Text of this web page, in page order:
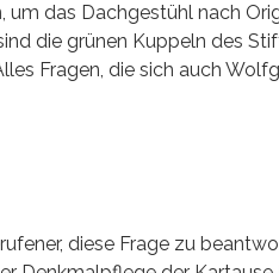
das Dachgestühl nach
die grünen Kuppeln des
Fragen, die sich auch
diese Frage zu